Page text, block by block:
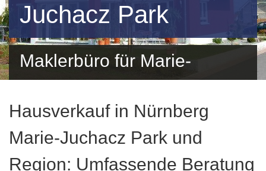
Juchacz Park
Maklerbüro für Marie-
Umgebung
Hausverkauf in Nürnberg
Marie-Juchacz Park und
Region: Umfassende Beratung